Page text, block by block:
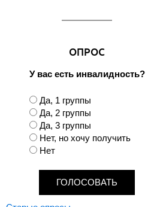
ОПРОС
У вас есть инвалидность?
В
а
р
и
а
Да, 1 группы
Да, 2 группы
Да, 3 группы
Нет, но хочу получить
Нет